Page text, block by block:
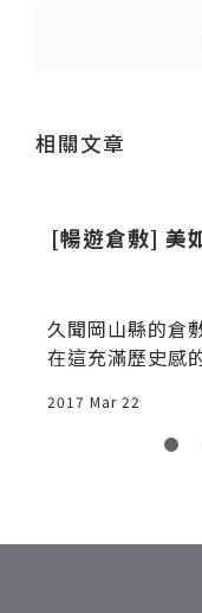
相關文章
[暢遊倉敷] 美
久聞岡山縣的倉
在這充滿歷史感
備了一個下午來
玩，從北到南
2017 Mar 22